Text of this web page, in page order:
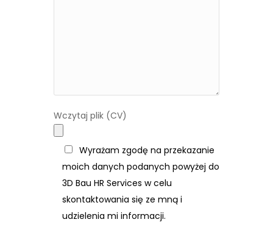
Wczytaj plik (CV)
Wyrażam zgodę na przekazanie
moich danych podanych powyżej do
3D Bau HR Services w celu
skontaktowania się ze mną i
udzielenia mi informacji.